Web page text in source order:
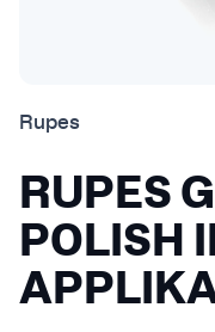
Rupes
RUPES
POLISH